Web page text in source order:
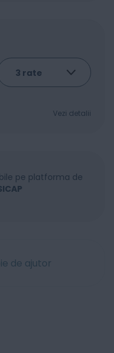
Vezi detalii
pe platforma de
de ajutor